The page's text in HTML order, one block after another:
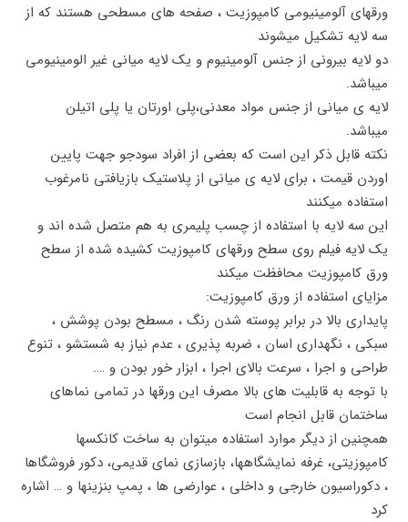
ورقهای آلومینیومی کامپوزیت ، صفحه های مسطحی هستند که از
سه لایه تشکیل میشوند
دو لایه بیرونی از جنس آلومینیوم و یک لایه میانی غیر الومینیومی
میباشد.
لایه ی میانی از جنس مواد معدنی،پلی اورتان یا پلی اتیلن
میباشد.
نکته قابل ذکر این است که بعضی از افراد سودجو جهت پایین
اوردن قیمت ، برای لایه ی میانی از پلاستیک بازیافتی نامرغوب
استفاده میکنند
این سه لایه با استفاده از چسب پلیمری به هم متصل شده اند و
یک لایه فیلم روی سطح ورقهای کامپوزیت کشیده شده از سطح
ورق کامپوزیت محافظت میکند
مزایای استفاده از ورق کامپوزیت:
پایداری بالا در برابر پوسته شدن رنگ ، مسطح بودن پوشش ،
سبکی ، نگهداری اسان ، ضربه پذیری ، عدم نیاز به شستشو ، تنوع
طراحی و اجرا ، سرعت بالای اجرا ، ابزار خور بودن و ….
با توجه به قابلیت های بالا مصرف این ورقها در تمامی نماهای
ساختمان قابل انجام است
همچنین از دیگر موارد استفاده میتوان به ساخت کانکسها
کامپوزیتی، غرفه نمایشگاهها، بازسازی نمای قدیمی، دکور فروشگاها
، دکوراسیون خارجی و داخلی ، عوارضی ها ، پمپ بنزینها و … اشاره
کرد